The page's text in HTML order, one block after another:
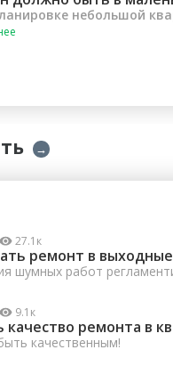
небольшой
→
27.1к
ремонт в
шумных работ
9.1к
качество ремонта в
качественным!